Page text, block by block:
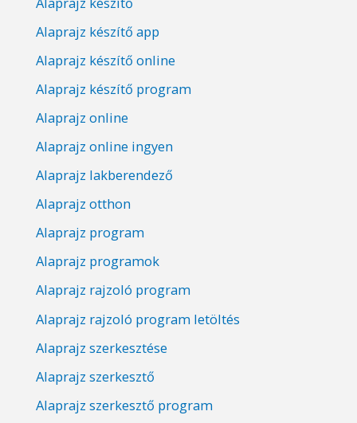
Alaprajz készítő app
Alaprajz készítő online
Alaprajz készítő program
Alaprajz online
Alaprajz online ingyen
Alaprajz lakberendező
Alaprajz otthon
Alaprajz program
Alaprajz programok
Alaprajz rajzoló program
Alaprajz rajzoló program letöltés
Alaprajz szerkesztése
Alaprajz szerkesztő
Alaprajz szerkesztő program